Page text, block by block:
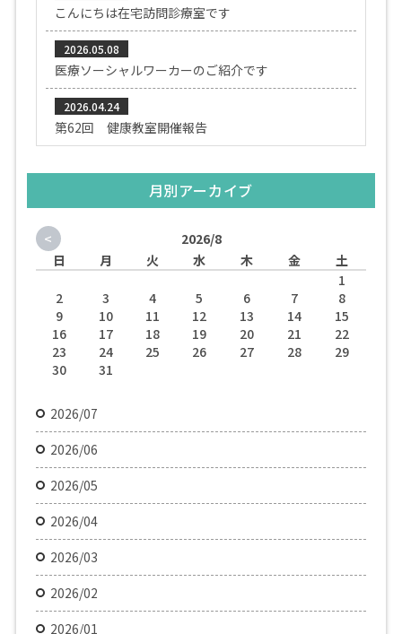
こんにちは在宅訪問診療室です
2026.05.08
医療ソーシャルワーカーのご紹介です
2026.04.24
第62回 健康教室開催報告
月別アーカイブ
<
2026/8
日
月 火 水 木 金
土
1
2
3 4 5 6 7
8
9
10 11 12 13 14
15
16
17 18 19 20 21
22
23
24 25 26 27 28
29
30
31
2026/07
2026/06
2026/05
2026/04
2026/03
2026/02
2026/01